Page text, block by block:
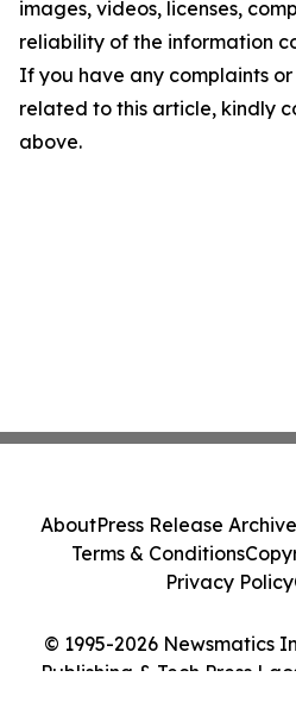
images, videos, licenses,
reliability of the information
If you have any complaints
related to this article, kindly
above.
© 1995-2026 Newsmatics
Publishing & Tech Press
AboutPress Release Archive
Terms & Conditions
Privacy Policy